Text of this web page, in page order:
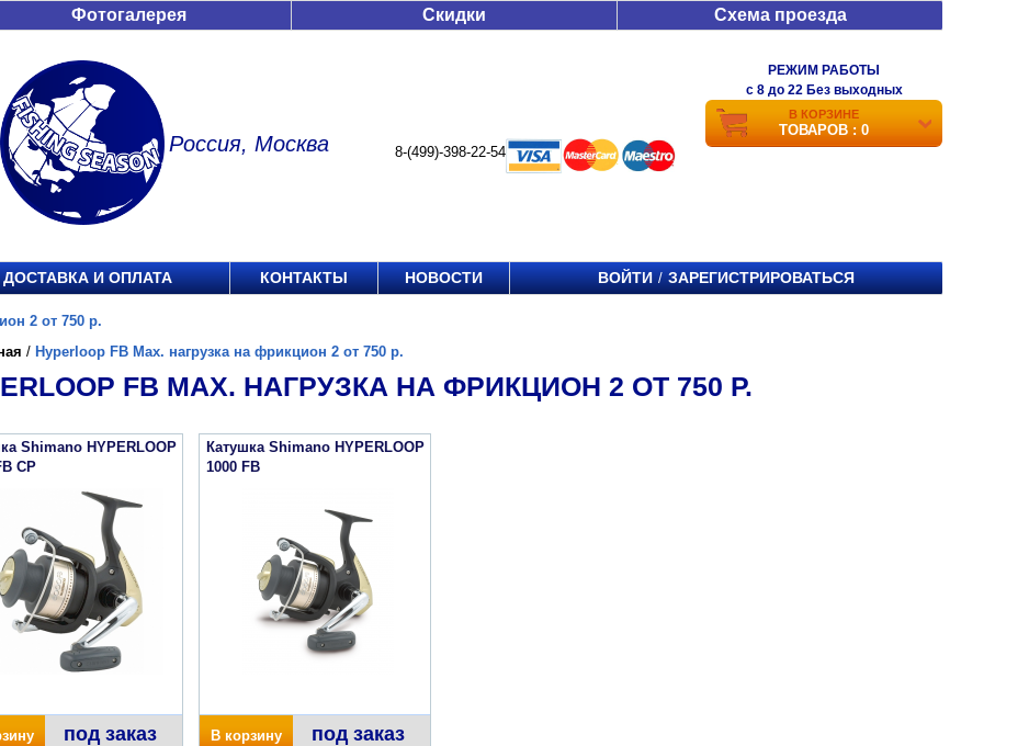
Фотогалерея Скидки Схема проезда
Россия, Москва 8-(499)-398-22-54
РЕЖИМ РАБОТЫ
c 8 до 22 Без выходных
В КОРЗИНЕ
ТОВАРОВ : 0
ДОСТАВКА И ОПЛАТА КОНТАКТЫ НОВОСТИ ВОЙТИ / ЗАРЕГИСТРИРОВАТЬСЯ
2 от 750 р.
/ Hyperloop FB Max. нагрузка на фрикцион 2 от 750 р.
FB MAX. НАГРУЗКА НА ФРИКЦИОН 2 ОТ 750 Р.
Shimano HYPERLOOP
CP
под заказ
Катушка Shimano HYPERLOOP
1000 FB
В корзину под заказ